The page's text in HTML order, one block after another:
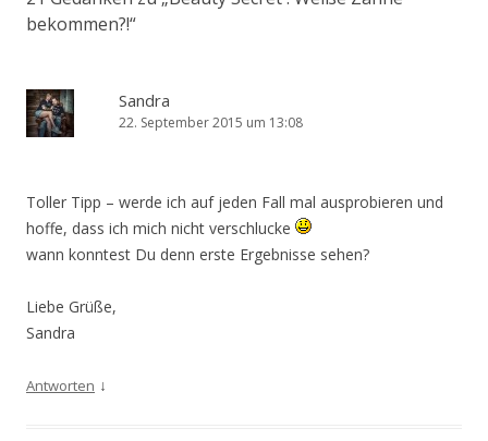
bekommen?!“
Sandra
22. September 2015 um 13:08
Toller Tipp – werde ich auf jeden Fall mal ausprobieren und
hoffe, dass ich mich nicht verschlucke
wann konntest Du denn erste Ergebnisse sehen?
Liebe Grüße,
Sandra
Antworten ↓